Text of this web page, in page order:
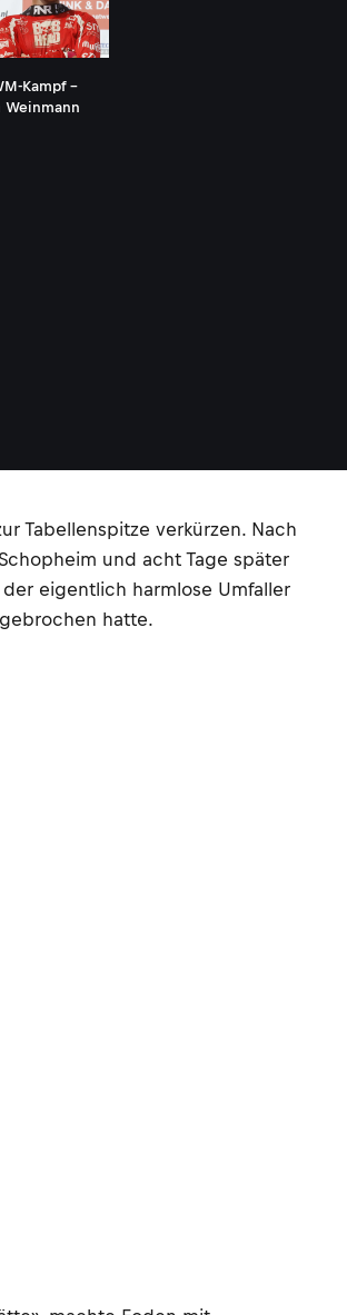
Kampf -
Weinmann
Tabellenspitze verkürzen. Nach
und acht Tage später
eigentlich harmlose Umfaller
hatte.